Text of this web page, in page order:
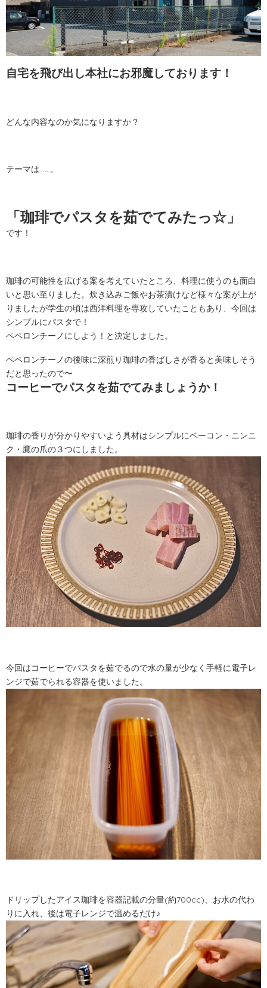
自宅を飛び出し本社にお邪魔しております！
どんな内容なのか気になりますか？
テーマは……。
「珈琲でパスタを茹でてみたっ☆」
です！
珈琲の可能性を広げる案を考えていたところ、料理に使うのも面白
いと思い至りました。炊き込みご飯やお茶漬けなど様々な案が上が
りましたが学生の頃は西洋料理を専攻していたこともあり、今回は
シンプルにパスタで！
ペペロンチーノにしよう！と決定しました。
ペペロンチーノの後味に深煎り珈琲の香ばしさが香ると美味しそう
だと思ったので〜
コーヒーでパスタを茹でてみましょうか！
珈琲の香りが分かりやすいよう具材はシンプルにベーコン・ニンニ
ク・鷹の爪の３つにしました。
今回はコーヒーでパスタを茹でるので水の量が少なく手軽に電子レ
ンジで茹でられる容器を使いました。
ドリップしたアイス珈琲を容器記載の分量(約700cc)、お水の代わ
りに入れ、後は電子レンジで温めるだけ♪